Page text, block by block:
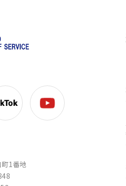
1番地